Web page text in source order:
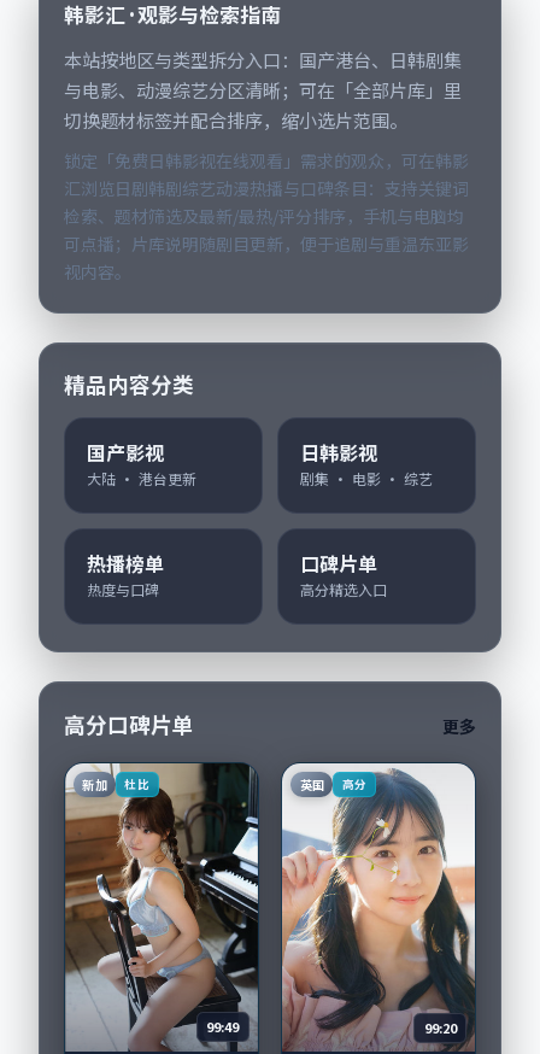
韩影汇 · 观影与检索指南
本站按地区与类型拆分入口：国产港台、日韩剧集
与电影、动漫综艺分区清晰；可在「全部片库」里
切换题材标签并配合排序，缩小选片范围。
锁定「免费日韩影视在线观看」需求的观众，可在韩影
汇浏览日剧韩剧综艺动漫热播与口碑条目：支持关键词
检索、题材筛选及最新/最热/评分排序，手机与电脑均
可点播；片库说明随剧目更新，便于追剧与重温东亚影
视内容。
精品内容分类
国产影视
大陆 · 港台更新
日韩影视
剧集 · 电影 · 综艺
热播榜单
热度与口碑
口碑片单
高分精选入口
高分口碑片单 更多
新加 杜比
99:49
英国 高分
99:20